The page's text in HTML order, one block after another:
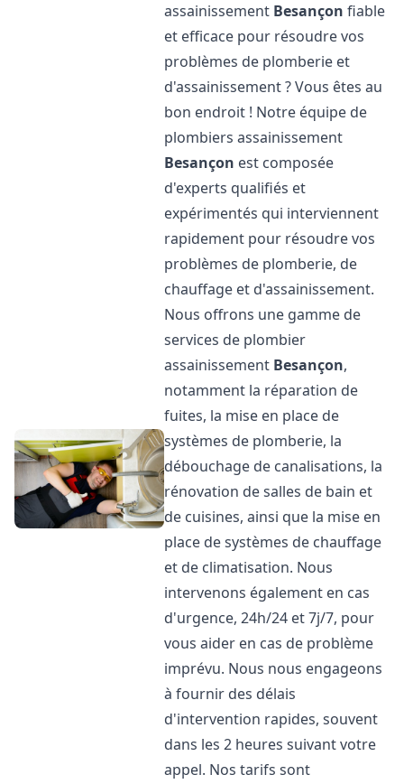
assainissement Besançon fiable
et efficace pour résoudre vos
problèmes de plomberie et
d'assainissement ? Vous êtes au
bon endroit ! Notre équipe de
plombiers assainissement
Besançon est composée
d'experts qualifiés et
expérimentés qui interviennent
rapidement pour résoudre vos
problèmes de plomberie, de
chauffage et d'assainissement.
Nous offrons une gamme de
services de plombier
assainissement Besançon,
notamment la réparation de
fuites, la mise en place de
systèmes de plomberie, la
débouchage de canalisations, la
rénovation de salles de bain et
de cuisines, ainsi que la mise en
place de systèmes de chauffage
et de climatisation. Nous
intervenons également en cas
d'urgence, 24h/24 et 7j/7, pour
vous aider en cas de problème
imprévu. Nous nous engageons
à fournir des délais
d'intervention rapides, souvent
dans les 2 heures suivant votre
appel. Nos tarifs sont